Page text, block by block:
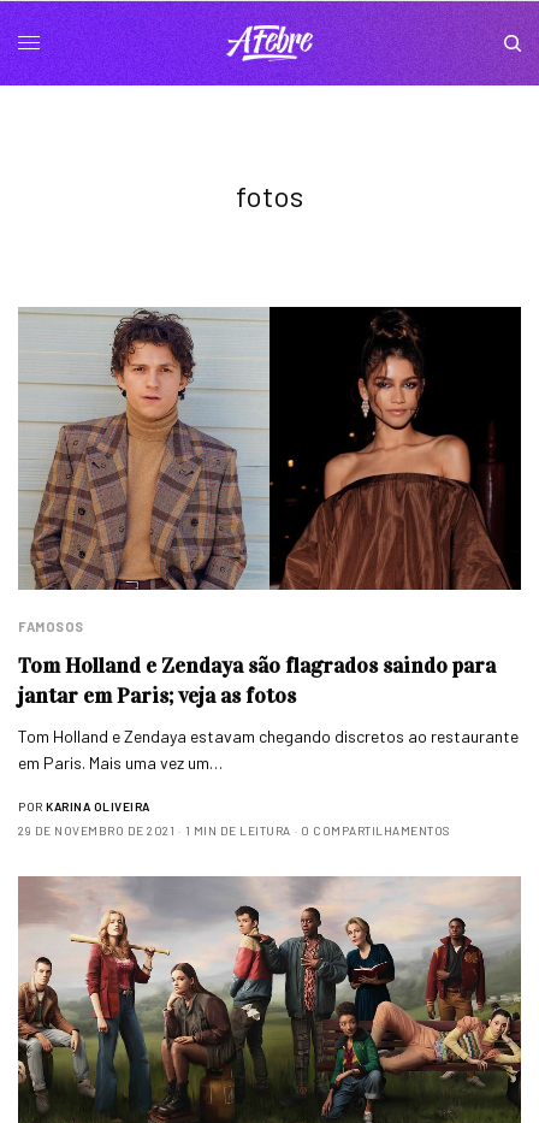
fotos
FAMOSOS
Tom Holland e Zendaya são flagrados saindo para
jantar em Paris; veja as fotos
Tom Holland e Zendaya estavam chegando discretos ao restaurante
em Paris. Mais uma vez um…
POR KARINA OLIVEIRA
29 DE NOVEMBRO DE 2021
1 MIN DE LEITURA 0 COMPARTILHAMENTOS